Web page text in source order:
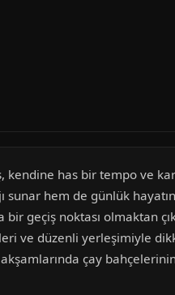
kendine has bir tempo ve
sunar hem de günlük
geçiş noktası olmaktan
ve düzenli yerleşimiyle
akşamlarında çay